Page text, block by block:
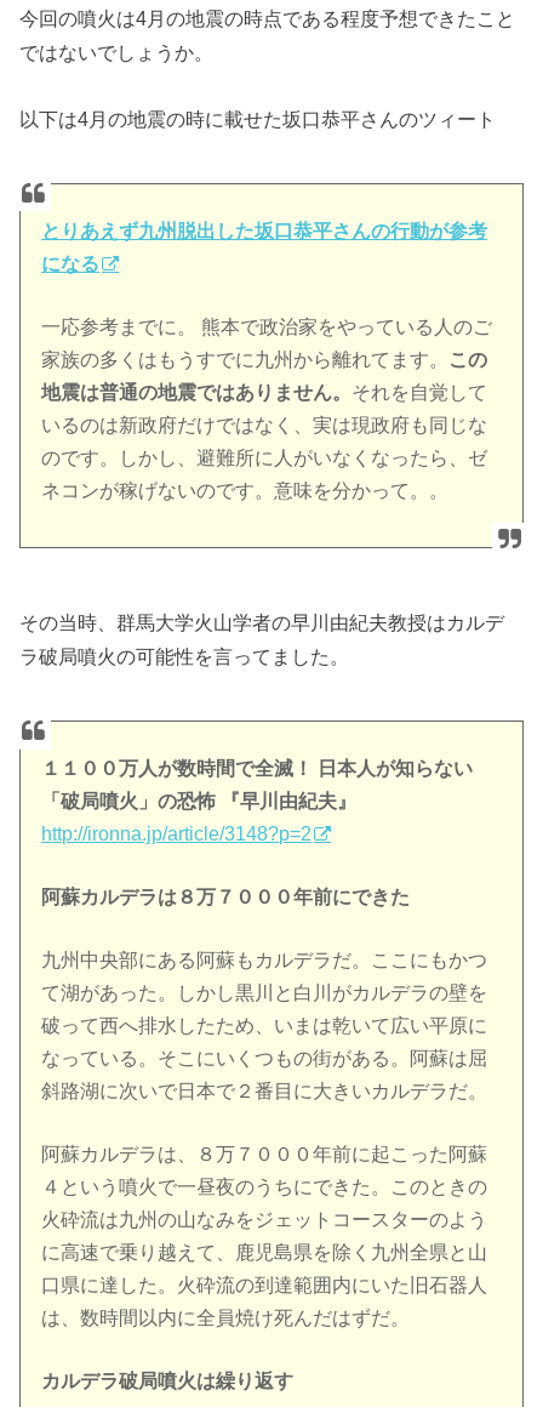
今回の噴火は4月の地震の時点である程度予想できたこと
ではないでしょうか。
以下は4月の地震の時に載せた坂口恭平さんのツィート
とりあえず九州脱出した坂口恭平さんの行動が参考
になる
一応参考までに。 熊本で政治家をやっている人のご
家族の多くはもうすでに九州から離れてます。
この
地震は普通の地震ではありません。 それを自覚して
いるのは新政府だけではなく、実は現政府も同じな
のです。しかし、避難所に人がいなくなったら、ゼ
ネコンが稼げないのです。意味を分かって。。
その当時、群馬大学火山学者の早川由紀夫教授はカルデ
ラ破局噴火の可能性を言ってました。
１１００万人が数時間で全滅！ 日本人が知らない
「破局噴火」の恐怖 『早川由紀夫』
http://ironna.jp/article/3148?p=2
阿蘇カルデラは８万７０００年前にできた
九州中央部にある阿蘇もカルデラだ。ここにもかつ
て湖があった。しかし黒川と白川がカルデラの壁を
破って西へ排水したため、いまは乾いて広い平原に
なっている。そこにいくつもの街がある。阿蘇は屈
斜路湖に次いで日本で２番目に大きいカルデラだ。
阿蘇カルデラは、８万７０００年前に起こった阿蘇
４という噴火で一昼夜のうちにできた。このときの
火砕流は九州の山なみをジェットコースターのよう
に高速で乗り越えて、鹿児島県を除く九州全県と山
口県に達した。火砕流の到達範囲内にいた旧石器人
は、数時間以内に全員焼け死んだはずだ。
カルデラ破局噴火は繰り返す